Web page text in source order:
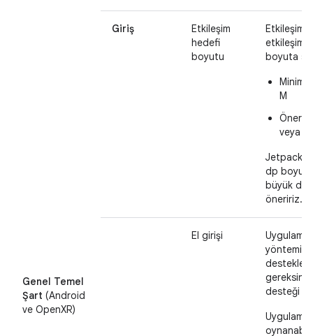
Genel Temel
Şart (Android
ve OpenXR)
Giriş
Etkileşim
hedefi
boyutu
etkileşim
boyuta
M
veya
Jetpack
dp
büyük
öneririz.
El girişi
yöntemi
destekler.
desteği